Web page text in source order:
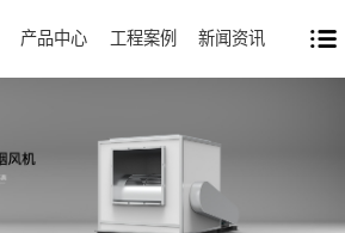
产品中心 工程案例 新闻资讯